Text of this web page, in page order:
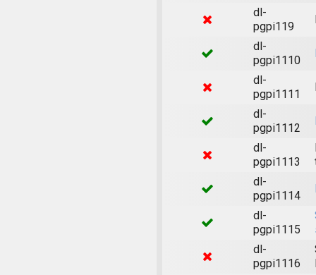
dl-
pgpi119
dl-
pgpi1110
dl-
pgpi1111
dl-
pgpi1112
dl-
pgpi1113
dl-
pgpi1114
dl-
pgpi1115
dl-
pgpi1116